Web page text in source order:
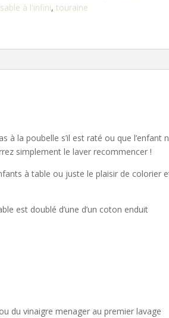
à l'infini, touraine
la poubelle s’il est raté ou que l’enfant
simplement le laver recommencer !
à table ou juste le plaisir de colorier
est doublé d’une d’un coton enduit
du vinaigre menager au premier lavage